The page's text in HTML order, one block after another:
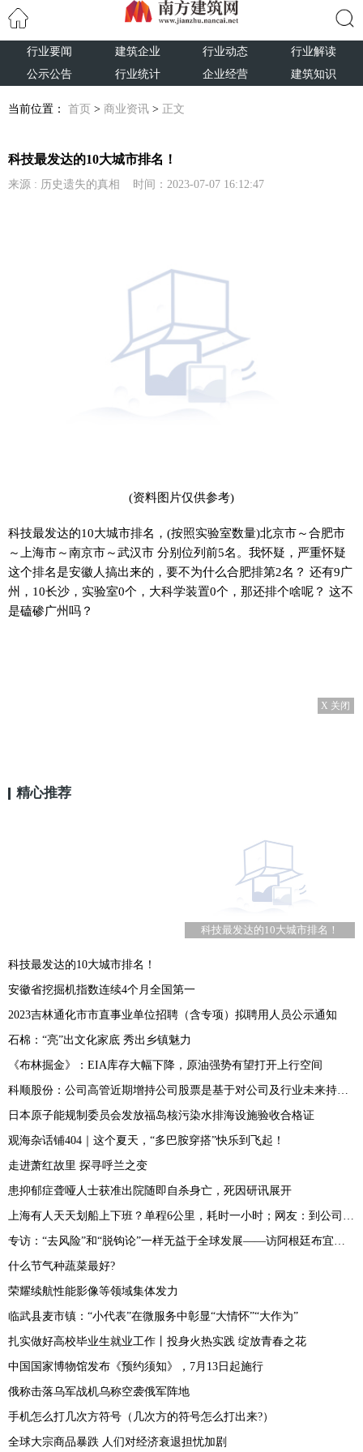
行业要闻 建筑企业 行业动态
行业解读
公示公告
行业统计 企业经营 建筑知识
当前位置： 首页 > 商业资讯 > 正文
科技最发达的10大城市排名！
来源 : 历史遗失的真相 时间：2023-07-07 16:12:47
(资料图片仅供参考)
科技最发达的10大城市排名，(按照实验室数量)北京市～合肥市
～上海市～南京市～武汉市 分别位列前5名。我怀疑，严重怀疑
这个排名是安徽人搞出来的，要不为什么合肥排第2名？ 还有9广
州，10长沙，实验室0个，大科学装置0个，那还排个啥呢？ 这不
是磕碜广州吗？
X 关闭
精心推荐
科技最发达的10大城市排名！
科技最发达的10大城市排名！
安徽省挖掘机指数连续4个月全国第一
2023吉林通化市市直事业单位招聘（含专项）拟聘用人员公示通知
石棉：“亮”出文化家底 秀出乡镇魅力
《布林掘金》：EIA库存大幅下降，原油强势有望打开上行空间
科顺股份：公司高管近期增持公司股票是基于对公司及行业未来持续稳定发展和长期投资价值的信心
日本原子能规制委员会发放福岛核污染水排海设施验收合格证
观海杂话铺404｜这个夏天，“多巴胺穿搭”快乐到飞起！
走进萧红故里 探寻呼兰之变
患抑郁症聋哑人士获准出院随即自杀身亡，死因研讯展开
上海有人天天划船上下班？单程6公里，耗时一小时；网友：到公司先洗澡？
专访：“去风险”和“脱钩论”一样无益于全球发展——访阿根廷布宜诺斯艾利斯大学研究员布斯特洛
什么节气种蔬菜最好?
荣耀续航性能影像等领域集体发力
临武县麦市镇：“小代表”在微服务中彰显“大情怀”“大作为”
扎实做好高校毕业生就业工作丨投身火热实践 绽放青春之花
中国国家博物馆发布《预约须知》，7月13日起施行
俄称击落乌军战机乌称空袭俄军阵地
手机怎么打几次方符号（几次方的符号怎么打出来?）
全球大宗商品暴跌 人们对经济衰退担忧加剧